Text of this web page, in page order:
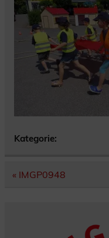
Kategorie:
Beitragsnavigation
« IMGP0948